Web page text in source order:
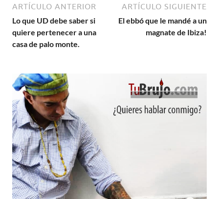
ARTÍCULO ANTERIOR
Lo que UD debe saber si
quiere pertenecer a una
casa de palo monte.
ARTÍCULO SIGUIENTE
El ebbó que le mandé a un
magnate de Ibiza!